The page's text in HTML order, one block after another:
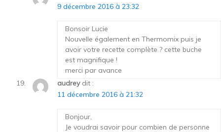
9 décembre 2016 à 23:32
Bonsoir Lucie
Nouvelle également en Thermomix puis je
avoir votre recette complète ? cette buche
est magnifique !
merci par avance
audrey dit :
11 décembre 2016 à 21:32
Bonjour,
Je voudrai savoir pour combien de personne